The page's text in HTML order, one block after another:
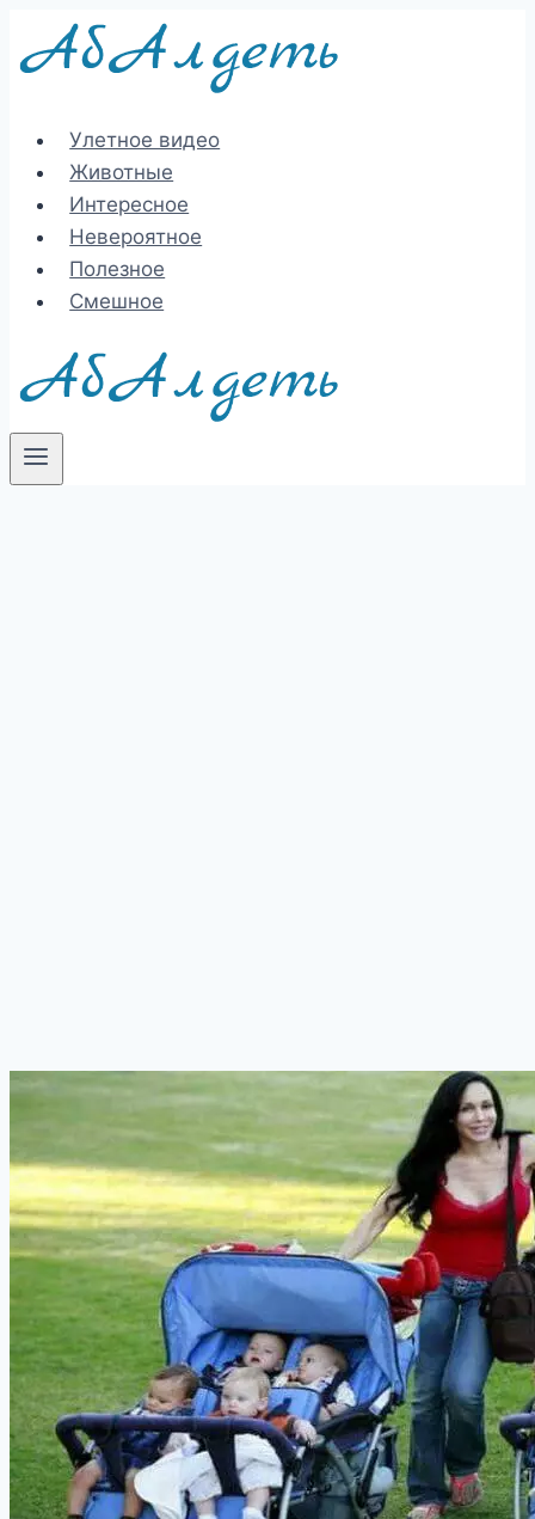
Перейти
Улетное видео
Животные
Интересное
Невероятное
Полезное
Смешное